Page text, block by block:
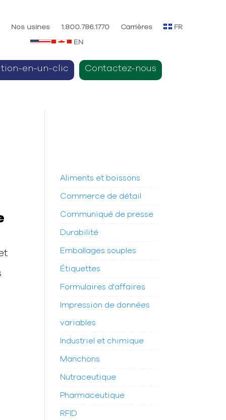
Nos usines 1.800.786.1770 Carrières FR
EN
en-un-clic Contactez-nous
Aliments et boissons
Commerce de détail
Communiqué de presse
Durabilité
Emballages souples
Étiquettes
Formulaires d'affaires
Impression de données
variables
Industriel et chimique
Manchons
Nutraceutique
Pharmaceutique
RFID